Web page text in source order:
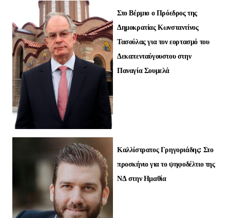
Στο Βέρμιο ο Πρόεδρος της
Δημοκρατίας Κωνσταντίνος
Τασούλας για τον εορτασμό του
Δεκαπενταύγουστου στην
Παναγία Σουμελά
Καλλίστρατος Γρηγοριάδης: Στο
προσκήνιο για το ψηφοδέλτιο της
ΝΔ στην Ημαθία